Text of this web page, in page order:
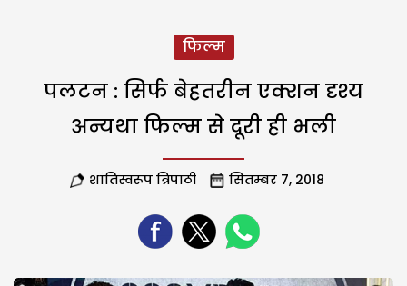
फिल्म
पलटन : सिर्फ बेहतरीन एक्शन दृश्य
अन्यथा फिल्म से दूरी ही भली
शांतिस्वरूप त्रिपाठी सितम्बर 7, 2018